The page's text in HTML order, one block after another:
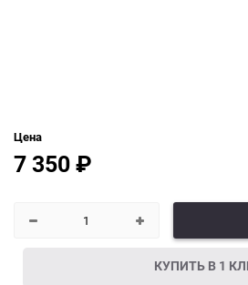
Цена
7 350₽
КУПИТЬ В 1